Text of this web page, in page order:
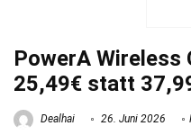
PowerA
25,49€ statt
Dealhai 26. Juni 2026